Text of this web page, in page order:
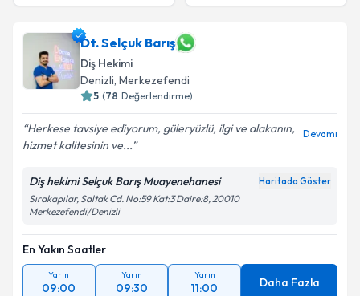
Dt. Selçuk Barış
Diş Hekimi
Denizli, Merkezefendi
5 (78 Değerlendirme)
Herkese tavsiye ediyorum, güleryüzlü, ilgi ve alakanın,
hizmet kalitesinin ve...
Devamı
Diş hekimi Selçuk Barış Muayenehanesi Haritada Göster
Sırakapılar, Saltak Cd. No:59 Kat:3 Daire:8, 20010
Merkezefendi/Denizli
En Yakın Saatler
Yarın
09:00
Yarın
09:30
Yarın
11:00 Daha Fazla